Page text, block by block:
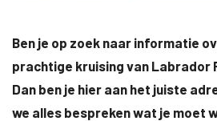
Ben je op zoek naar informatie
prachtige kruising van Labrador
Dan ben je hier aan het juiste
we alles bespreken wat je moet